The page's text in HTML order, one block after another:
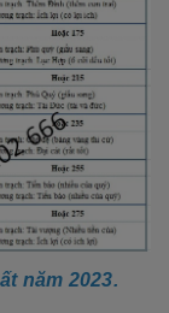
năm 2023.